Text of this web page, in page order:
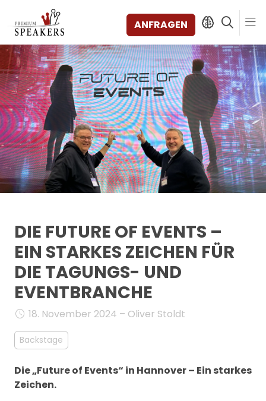
ANFRAGEN
SPEAKERS
THEMEN
ENTDECKEN
SHORTS
VIDEOS
BÜCHER
KATEGORIEN
BACKSTAGE
AGENTUR
KONTAKT & STANDORTE
MANAGEMENT
FAQ
DIE FUTURE OF EVENTS –
EIN STARKES ZEICHEN FÜR
DIE TAGUNGS- UND
EVENTBRANCHE
18. November 2024 – Oliver Stoldt
Backstage
Die „Future of Events“ in Hannover – Ein starkes
Zeichen.